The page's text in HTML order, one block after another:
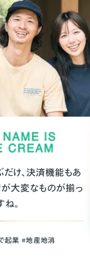
だけ、決済機能もあ
が大変なものが揃っ
。
起業 #地産地消